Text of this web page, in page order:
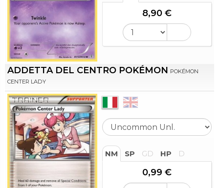
8,90 €
ADDETTA DEL CENTRO POKÉMON POKÉMON
CENTER LADY
NM SP GD HP D
0,99 €